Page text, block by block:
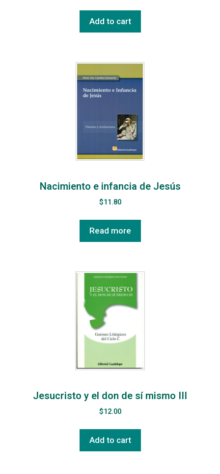
Add to cart
Nacimiento e infancia de Jesús
$11.80
Read more
Jesucristo y el don de sí mismo III
$12.00
Add to cart